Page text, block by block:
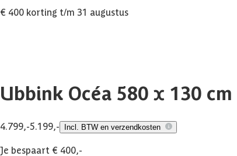
€ 400 korting t/m 31 augustus
Ubbink Océa 580 x 130
4.799,-5.199,- Incl. BTW en verzendkosten
Je bespaart € 400,-